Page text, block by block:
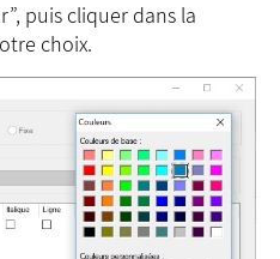
puis cliquer dans la
choix.